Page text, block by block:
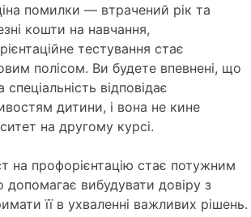
помилки — втрачений рік та
кошти на навчання,
тестування стає
полісом. Ви будете впевнені, що
спеціальність відповідає
дитини, і вона не кине
на другому курсі.
на профорієнтацію стає потужним
вибудувати довіру з
її в ухваленні важливих рішень.